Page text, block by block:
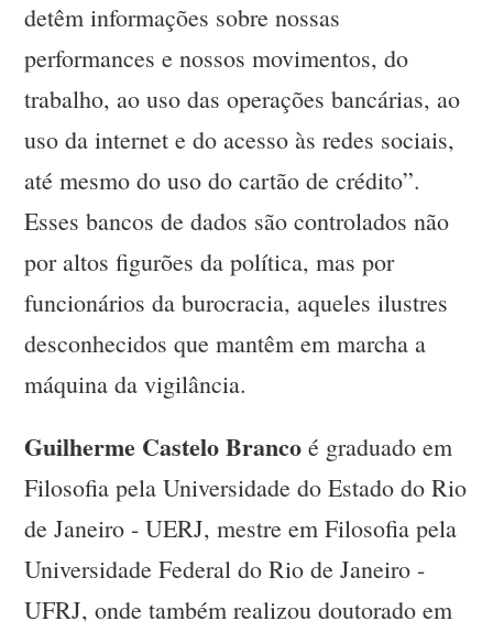
detêm informações sobre nossas
performances e nossos movimentos, do
trabalho, ao uso das operações bancárias, ao
uso da internet e do acesso às redes sociais,
até mesmo do uso do cartão de crédito”.
Esses bancos de dados são controlados não
por altos figurões da política, mas por
funcionários da burocracia, aqueles ilustres
desconhecidos que mantêm em marcha a
máquina da vigilância.
Guilherme Castelo Brancoé graduado em
Filosofia pela Universidade do Estado do Rio
de Janeiro - UERJ, mestre em Filosofia pela
Universidade Federal do Rio de Janeiro -
UFRJ, onde também realizou doutorado em